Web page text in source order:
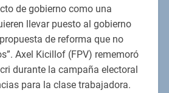
de gobierno como una
llevar puesto al gobierno
de reforma que no
Axel Kicillof (FPV) rememoró
durante la campaña electoral
para la clase trabajadora.